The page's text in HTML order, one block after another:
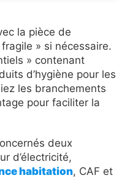
la pièce de
» si nécessaire.
» contenant
d’hygiène pour les
les branchements
pour faciliter la
deux
d’électricité,
habitation, CAF et